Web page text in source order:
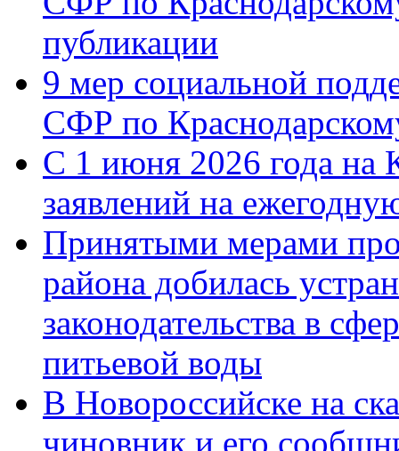
публикации
9 мер социальной
СФР по
С 1 июня 2026 года на
заявлений на
Принятыми мерами
района добилась
законодательства в
питьевой воды
В Новороссийске на
чиновник и его